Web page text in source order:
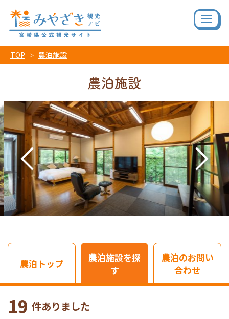
TOP 農泊施設
農泊施設
農泊トップ
農泊施設を探
す
農泊のお問い
合わせ
19 件ありました